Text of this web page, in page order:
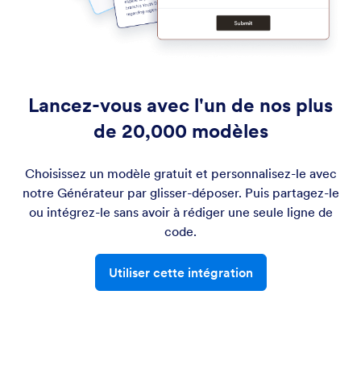
Lancez-vous avec l'un de nos plus
de 20,000 modèles
Choisissez un modèle gratuit et personnalisez-le avec
notre Générateur par glisser-déposer. Puis partagez-le
ou intégrez-le sans avoir à rédiger une seule ligne de
code.
Utiliser cette intégration